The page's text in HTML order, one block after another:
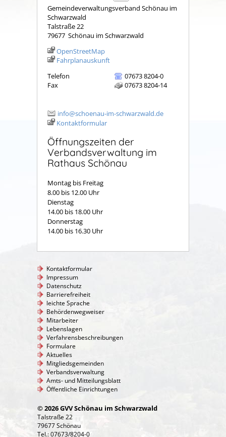
Gemeindeverwaltungsverband Schönau im
Schwarzwald
Talstraße 22
79677 Schönau im Schwarzwald
OpenStreetMap
Fahrplanauskunft
Telefon
07673 8204-0
Fax
07673 8204-14
info@schoenau-im-schwarzwald.de
Kontaktformular
Öffnungszeiten der
Verbandsverwaltung im
Rathaus Schönau
Montag bis Freitag
8.00 bis 12.00 Uhr
Dienstag
14.00 bis 18.00 Uhr
Donnerstag
14.00 bis 16.30 Uhr
Kontaktformular
Impressum
Datenschutz
Barrierefreiheit
leichte Sprache
Behördenwegweiser
Mitarbeiter
Lebenslagen
Verfahrensbeschreibungen
Formulare
Aktuelles
Mitgliedsgemeinden
Verbandsverwaltung
Amts- und Mitteilungsblatt
Öffentliche Einrichtungen
© 2026 GVV Schönau im Schwarzwald
Talstraße 22
79677 Schönau
Tel.: 07673/8204-0